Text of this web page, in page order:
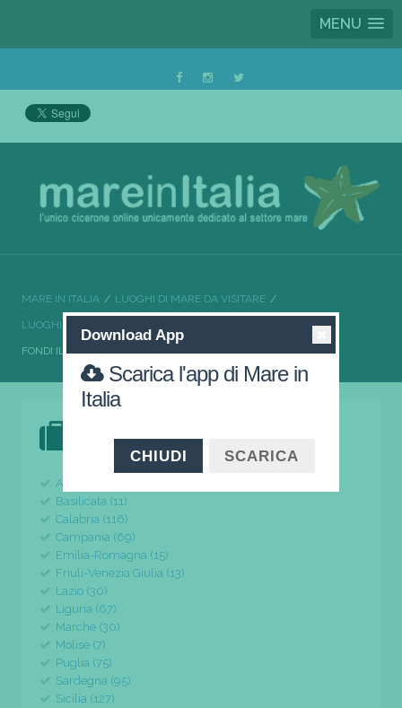
MENU
MARE IN ITALIA LUOGHI DI MARE DA VISITARE
LUOGHI DI MARE DA VISITARE LAZIO
FONDI IL MEGLIO DELLA PROVINCIA DI LATINA
Abruzzo (24)
Basilicata (11)
Calabria (116)
Campania (69)
Emilia-Romagna (15)
Friuli-Venezia Giulia (13)
Lazio (30)
Liguria (67)
Marche (30)
Molise (7)
Puglia (75)
Sardegna (95)
Sicilia (127)
Download App
Scarica l'app di Mare in
Italia
CHIUDI SCARICA